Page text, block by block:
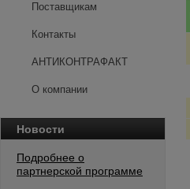
Поставщикам
Контакты
АНТИКОНТРАФАКТ
О компании
Новости
Подробнее о
партнерской программе